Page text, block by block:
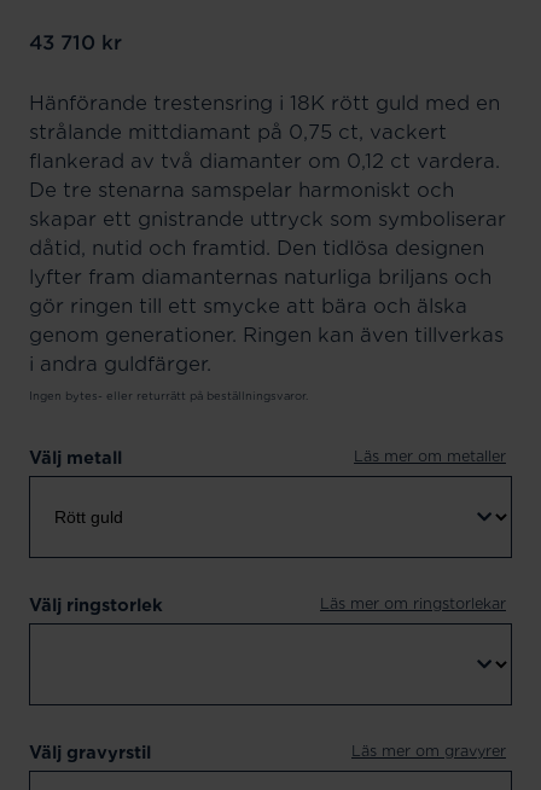
Pris:43 710 kr
43 710 kr
Hänförande trestensring i 18K rött guld med en
strålande mittdiamant på 0,75 ct, vackert
flankerad av två diamanter om 0,12 ct vardera.
De tre stenarna samspelar harmoniskt och
skapar ett gnistrande uttryck som symboliserar
dåtid, nutid och framtid. Den tidlösa designen
lyfter fram diamanternas naturliga briljans och
gör ringen till ett smycke att bära och älska
genom generationer. Ringen kan även tillverkas
i andra guldfärger.
Ingen bytes- eller returrätt på beställningsvaror.
Välj metall Läs mer om metaller
Välj ringstorlek Läs mer om ringstorlekar
Välj gravyrstil Läs mer om gravyrer